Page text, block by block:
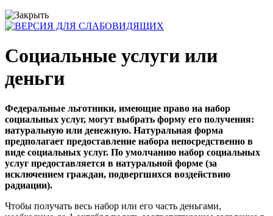
Социальные услуги или
деньги
Федеральные льготники, имеющие право на набор
социальных услуг, могут выбрать форму его получения:
натуральную или денежную. Натуральная форма
предполагает предоставление набора непосредственно в
виде социальных услуг. По умолчанию набор социальных
услуг предоставляется в натуральной форме (за
исключением граждан, подвергшихся воздействию
радиации).
Чтобы получать весь набор или его часть деньгами,